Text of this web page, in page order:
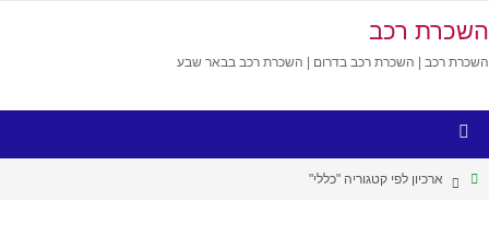
השכרת רכב
השכרת רכב | השכרת רכב בדרום | השכרת רכב בבאר שבע
ארכיון לפי קטגוריה "כללי"